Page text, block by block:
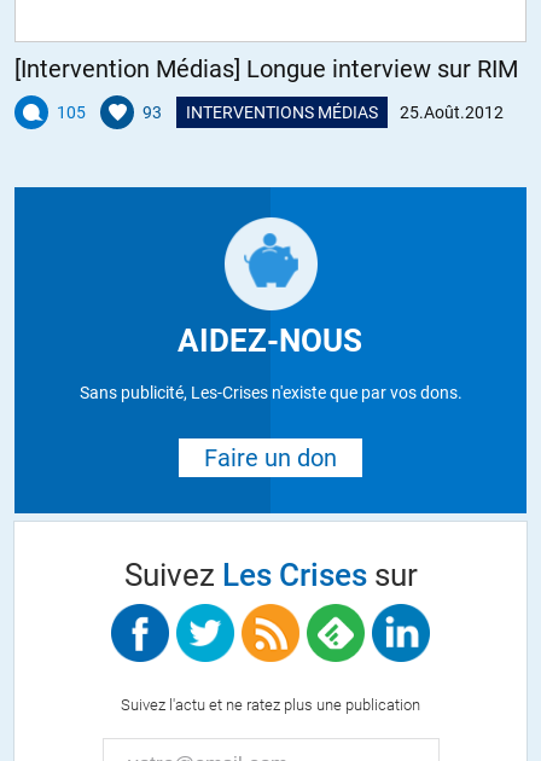
[Intervention Médias] Longue interview sur RIM
105 93 INTERVENTIONS MÉDIAS 25.Août.2012
AIDEZ-NOUS
Sans publicité, Les-Crises n'existe que par vos dons.
Faire un don
Suivez Les Crisessur
Suivez l'actu et ne ratez plus une publication